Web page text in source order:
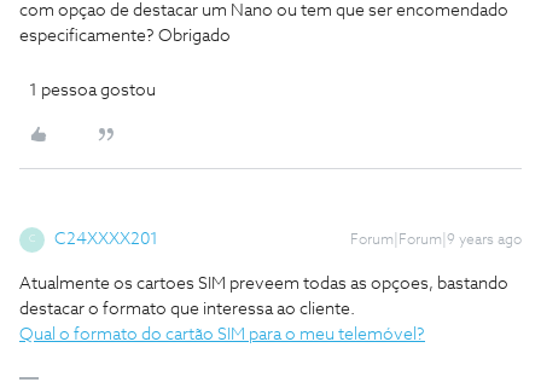
com opçao de destacar um Nano ou tem que ser encomendado
especificamente? Obrigado
1 pessoa gostou
C C24XXXX201 Forum|Forum|9 years ago
Atualmente os cartoes SIM preveem todas as opçoes, bastando
destacar o formato que interessa ao cliente.
Qual o formato do cartão SIM para o meu telemóvel?